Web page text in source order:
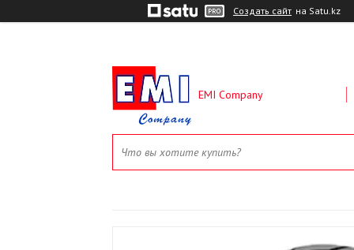
Создать сайт на Satu.kz
EMI Company